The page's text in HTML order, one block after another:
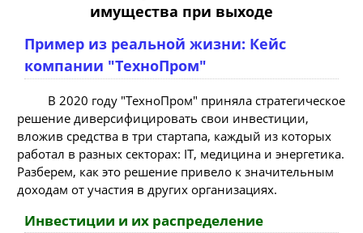
имущества при выходе
Пример из реальной жизни: Кейс
компании "ТехноПром"
В 2020 году "ТехноПром" приняла стратегическое
решение диверсифицировать свои инвестиции,
вложив средства в три стартапа, каждый из которых
работал в разных секторах: IT, медицина и энергетика.
Разберем, как это решение привело к значительным
доходам от участия в других организациях.
Инвестиции и их распределение